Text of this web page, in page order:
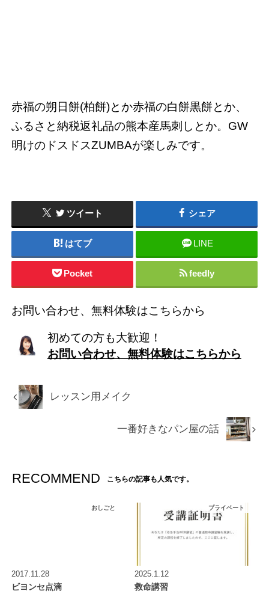
赤福の朔日餅(柏餅)とか赤福の白餅黒餅とか、
ふるさと納税返礼品の熊本産馬刺しとか。GW
明けのドスドスZUMBAが楽しみです。
ツイート シェア
はてブ LINE
Pocket feedly
お問い合わせ、無料体験はこちらから
初めての方も大歓迎！
お問い合わせ、無料体験はこちらから
レッスン用メイク
一番好きなパン屋の話
RECOMMEND こちらの記事も人気です。
おしごと
2017.11.28
ビヨンセ点滴
プライベート
2025.1.12
救命講習